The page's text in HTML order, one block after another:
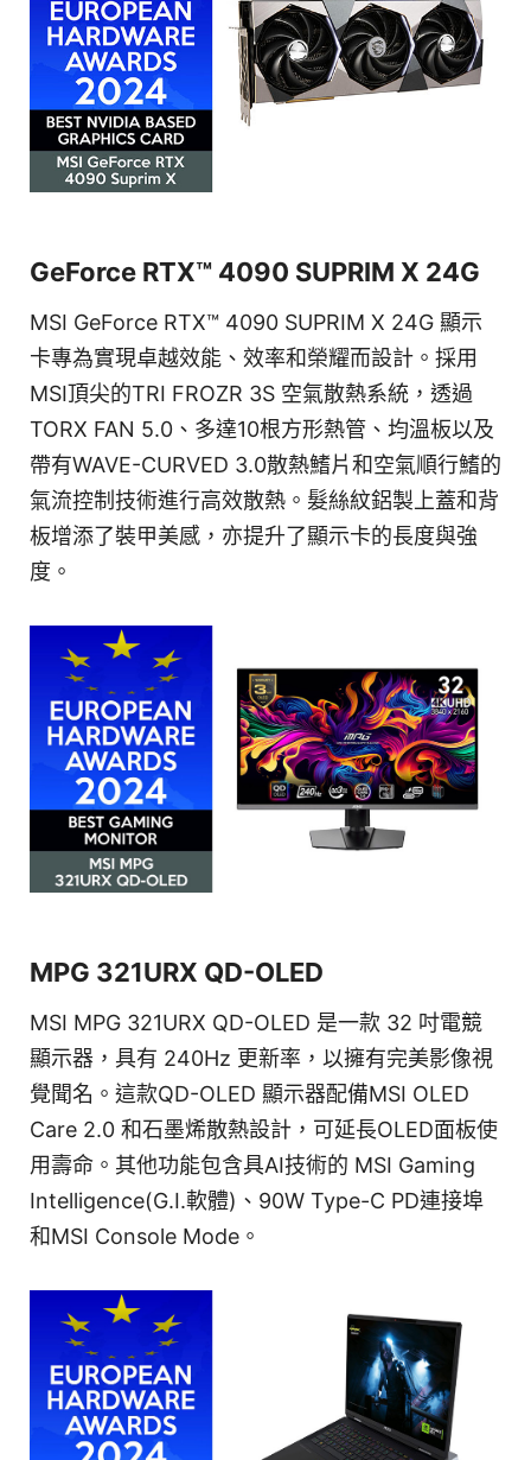
GeForce RTX™ 4090 SUPRIM X 24G
MSI GeForce RTX™ 4090 SUPRIM X 24G 顯示
卡專為實現卓越效能、效率和榮耀而設計。採用
MSI頂尖的TRI FROZR 3S 空氣散熱系統，透過
TORX FAN 5.0、多達10根方形熱管、均溫板以及
帶有WAVE-CURVED 3.0散熱鰭片和空氣順行鰭的
氣流控制技術進行高效散熱。髮絲紋鋁製上蓋和背
板增添了裝甲美感，亦提升了顯示卡的長度與強
度。
MPG 321URX QD-OLED
MSI MPG 321URX QD-OLED 是一款 32 吋電競
顯示器，具有 240Hz 更新率，以擁有完美影像視
覺聞名。這款QD-OLED 顯示器配備MSI OLED
Care 2.0 和石墨烯散熱設計，可延長OLED面板使
用壽命。其他功能包含具AI技術的 MSI Gaming
Intelligence(G.I.軟體)、90W Type-C PD連接埠
和MSI Console Mode。